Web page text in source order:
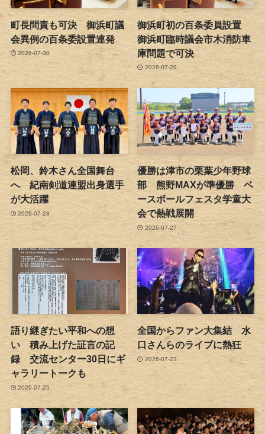
町長問責も可決 御浜町議
会異例の百条委設置連発
2026-07-30
御浜町初の百条委員設置
御浜町臨時議会市木消防車
庫問題で可決
2026-07-29
松岡、鈴木さん全国舞台
へ 紀南剣道連盟出身選手
が大活躍
2026-07-28
優勝は津市の栗葉少年野球
部 熊野MAXが準優勝 ベ
ースボールフェスタ学童大
会で熱戦展開
2026-07-27
語り継ぎたい平和への想
い 積み上げた証言の記
録 交流センター30日にギ
ャラリートークも
2026-07-25
全国からファン大集結 水
口さんらのライブに熱狂
2026-07-23